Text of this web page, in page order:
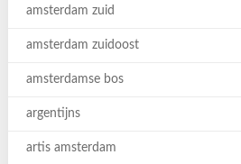
amsterdam zuid
amsterdam zuidoost
amsterdamse bos
argentijns
artis amsterdam